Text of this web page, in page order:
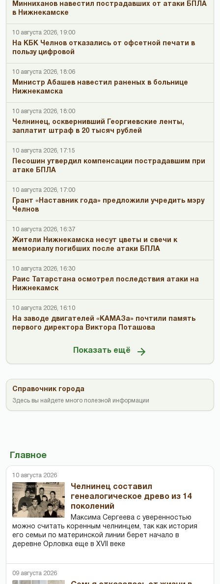
Минниханов навестил пострадавших от атаки БПЛА
в Нижнекамске
10 августа 2026, 19:00
На КБК Челнов отказались от офсетной печати в
пользу цифровой
10 августа 2026, 18:06
Министр Абашев навестил раненых в больнице
Нижнекамска
10 августа 2026, 18:00
Челнинец, осквернивший Георгиевские ленты,
заплатит штраф в 20 тысяч рублей
10 августа 2026, 17:15
Песошин утвердил компенсации пострадавшим при
атаке БПЛА
10 августа 2026, 17:00
Грант «Наставник года» предложили учредить мэру
Челнов
10 августа 2026, 16:37
Жители Нижнекамска несут цветы и свечи к
мемориалу погибших после атаки БПЛА
10 августа 2026, 16:30
Раис Татарстана осмотрел последствия атаки на
Нижнекамск
10 августа 2026, 16:10
На заводе двигателей «КАМАЗа» почтили память
первого директора Виктора Поташова
Показать ещё
Справочник города
Здесь вы найдете много полезной информации
Главное
10 августа 2026
Челнинец составил
генеалогическое древо из 14
поколений
Максима Сергеева с уверенностью
можно считать коренным челнинцем, так как история
его семьи по материнской линии берет начало в
деревне Орловка еще в XVII веке
09 августа 2026